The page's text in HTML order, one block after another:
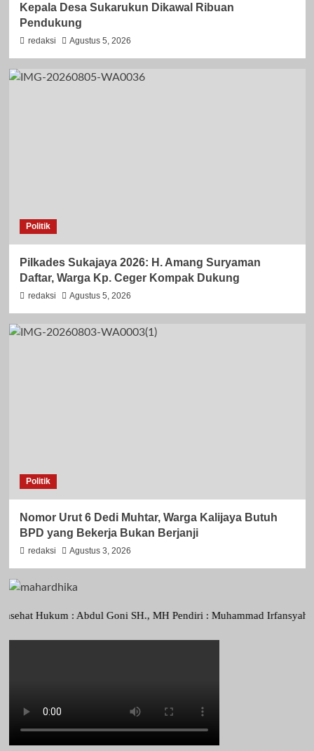
Kepala Desa Sukarukun Dikawal Ribuan
Pendukung
redaksi Agustus 5, 2026
Politik
Pilkades Sukajaya 2026: H. Amang Suryaman
Daftar, Warga Kp. Ceger Kompak Dukung
redaksi Agustus 5, 2026
Politik
Nomor Urut 6 Dedi Muhtar, Warga Kalijaya Butuh
BPD yang Bekerja Bukan Berjanji
redaksi Agustus 3, 2026
Hukum : Abdul Goni SH., MH Pendiri : Muhammad Irfansyah,